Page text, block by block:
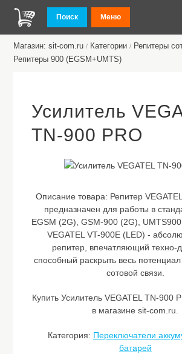
Поиск Меню
Магазин: sit-com.ru / Категории / Репитеры
Репитеры 900 (EGSM+UMTS)
Усилитель
TN-900 PRO
Описание товара: Репитер
предназначен для работы в
EGSM (2G), GSM-900 (2G),
VEGATEL VT-900E (LED) -
репитер, впечатляющий техно-
способный раскрыть весь
сотовой связи.
Купить Усилитель VEGATEL TN-900
в магазине sit-com.ru.
Категория: Переключатели
батарей